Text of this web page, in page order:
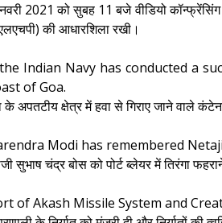
2021 को सुबह 11 बजे वीडियो
की आधारशिला रखी।
Indian Navy has conducted a
of Goa.
अपतटीय क्षेत्र में हवा से गिराए जाने वाले
Modi has remembered
सुभाष चंद्र बोस को पोर्ट ब्लेयर में तिरंगा
of Akash Missile System and